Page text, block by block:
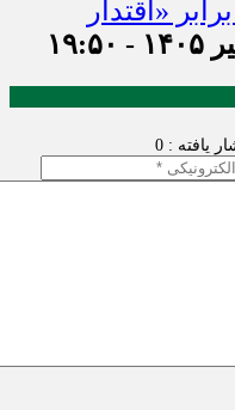
«اقتدار
یافته : 0